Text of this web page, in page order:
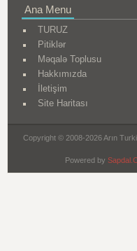
Ana Menu
TURUZ
Pitiklər
Məqalə Toplusu
Hakkımızda
İletişim
Site Haritası
Copyright © 2008-2026 Arın
Powered by